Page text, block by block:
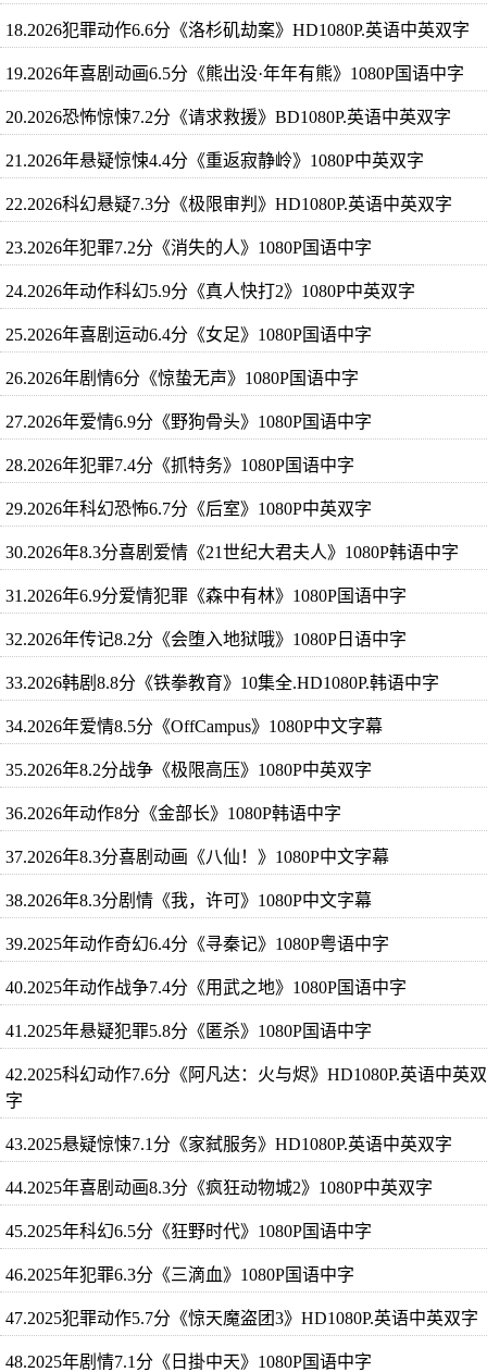
18.2026犯罪动作6.6分《洛杉矶劫案》HD1080P.英语中英双字
19.2026年喜剧动画6.5分《熊出没·年年有熊》1080P国语中字
20.2026恐怖惊悚7.2分《请求救援》BD1080P.英语中英双字
21.2026年悬疑惊悚4.4分《重返寂静岭》1080P中英双字
22.2026科幻悬疑7.3分《极限审判》HD1080P.英语中英双字
23.2026年犯罪7.2分《消失的人》1080P国语中字
24.2026年动作科幻5.9分《真人快打2》1080P中英双字
25.2026年喜剧运动6.4分《女足》1080P国语中字
26.2026年剧情6分《惊蛰无声》1080P国语中字
27.2026年爱情6.9分《野狗骨头》1080P国语中字
28.2026年犯罪7.4分《抓特务》1080P国语中字
29.2026年科幻恐怖6.7分《后室》1080P中英双字
30.2026年8.3分喜剧爱情《21世纪大君夫人》1080P韩语中字
31.2026年6.9分爱情犯罪《森中有林》1080P国语中字
32.2026年传记8.2分《会堕入地狱哦》1080P日语中字
33.2026韩剧8.8分《铁拳教育》10集全.HD1080P.韩语中字
34.2026年爱情8.5分《OffCampus》1080P中文字幕
35.2026年8.2分战争《极限高压》1080P中英双字
36.2026年动作8分《金部长》1080P韩语中字
37.2026年8.3分喜剧动画《八仙！》1080P中文字幕
38.2026年8.3分剧情《我，许可》1080P中文字幕
39.2025年动作奇幻6.4分《寻秦记》1080P粤语中字
40.2025年动作战争7.4分《用武之地》1080P国语中字
41.2025年悬疑犯罪5.8分《匿杀》1080P国语中字
42.2025科幻动作7.6分《阿凡达：火与烬》HD1080P.英语中英双
字
43.2025悬疑惊悚7.1分《家弑服务》HD1080P.英语中英双字
44.2025年喜剧动画8.3分《疯狂动物城2》1080P中英双字
45.2025年科幻6.5分《狂野时代》1080P国语中字
46.2025年犯罪6.3分《三滴血》1080P国语中字
47.2025犯罪动作5.7分《惊天魔盗团3》HD1080P.英语中英双字
48.2025年剧情7.1分《日掛中天》1080P国语中字